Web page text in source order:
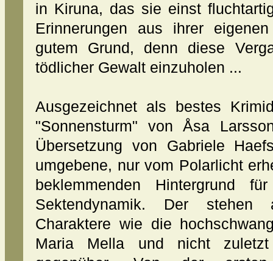
in Kiruna, das sie einst
Erinnerungen aus ihrer
gutem Grund, denn diese
tödlicher Gewalt einzuholen ...
Ausgezeichnet als bestes
"Sonnensturm" von Åsa
Übersetzung von Gabriele
umgebene, nur vom Polarlicht
beklemmenden Hintergrund
Sektendynamik. Der stehen
Charaktere wie die
Maria Mella und nicht